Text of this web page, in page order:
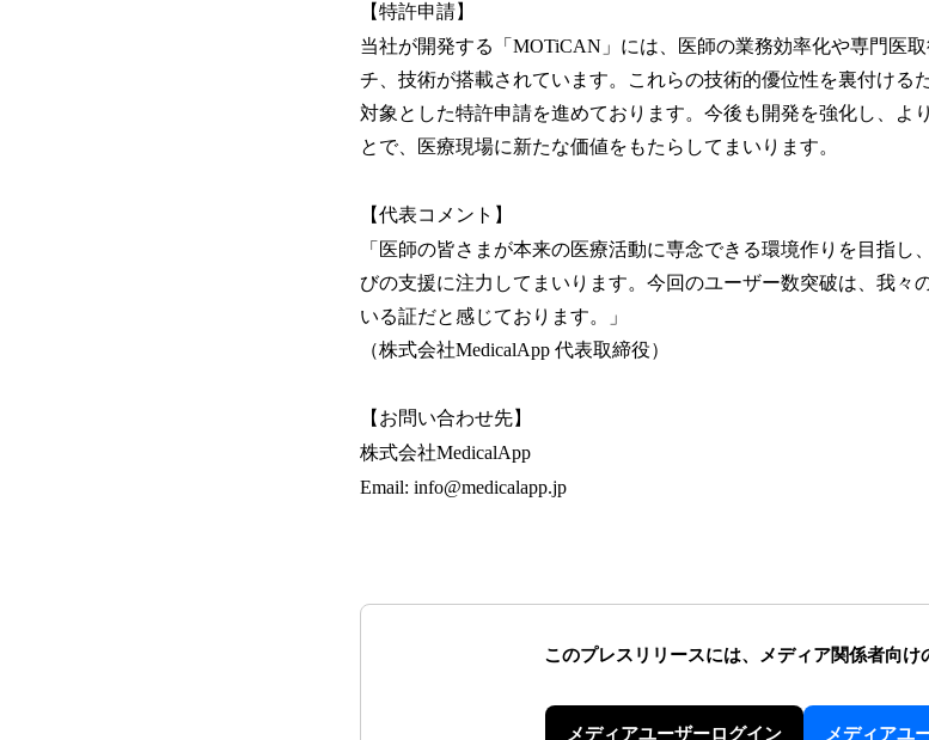
【特許申請】
当社が開発する「MOTiCAN」には、医師の業務効率化や専門医
チ、技術が搭載されています。これらの技術的優位性を裏付ける
対象とした特許申請を進めております。今後も開発を強化し、よ
とで、医療現場に新たな価値をもたらしてまいります。
【代表コメント】
「医師の皆さまが本来の医療活動に専念できる環境作りを目指
びの支援に注力してまいります。今回のユーザー数突破は、我々
いる証だと感じております。」
（株式会社MedicalApp 代表取締役）
【お問い合わせ先】
株式会社MedicalApp
Email: info@medicalapp.jp
このプレスリリースには、 メディア関係者向け
メディアユーザーログイン メディアユ